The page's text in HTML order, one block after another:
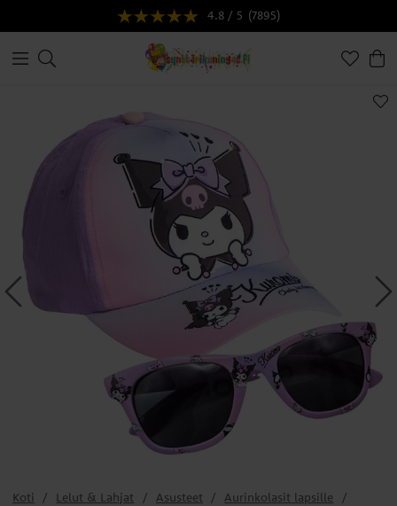
4.8 / 5 (7895)
Koti Lelut & Lahjat Asusteet
Aurinkolasit lapsille